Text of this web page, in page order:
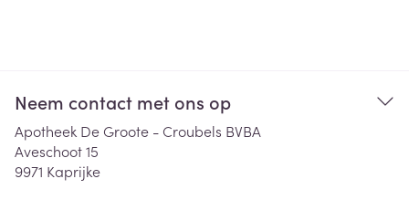
Neem contact met ons op
Apotheek De Groote - Croubels BVBA
Aveschoot 15
9971 Kaprijke